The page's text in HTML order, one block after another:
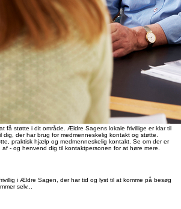
få støtte i dit område. Ældre Sagens lokale frivillige er klar til
dig, der har brug for medmenneskelig kontakt og støtte.
praktisk hjælp og medmenneskelig kontakt. Se om der er
- og henvend dig til kontaktpersonen for at høre mere.
i Ældre Sagen, der har tid og lyst til at komme på besøg
selv...